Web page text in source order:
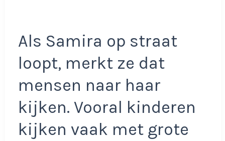
Als Samira op straat
loopt, merkt ze dat
mensen naar haar
kijken. Vooral kinderen
kijken vaak met grote